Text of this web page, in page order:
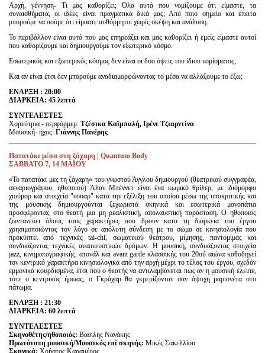
Αρχή, γέννηση- Τι μας καθορίζει; Όλα αυτά που νομίζουμε ότι είμαστε, τα
συναισθήματα, οι ιδέες είναι πραγματικά δικά μας; Από ποιο σημείο και έπειτα
μπορούμε να πούμε ότι είμαστε αυθόρμητοι χωρίς σκέψη και ανάλυση.
Το περιβάλλον είναι αυτό που μας επηρεάζει και μας καθορίζει ή εμείς είμαστε αυτοί
που καθορίζουμε και δημιουργούμε τον εξωτερικό κόσμο.
Εσωτερικός και εξωτερικός κόσμος δεν είναι οι δυο όψεις του ίδιου νομίσματος;
Και αν είναι έτσι δεν μπορούμε αναδιαμορφώνοντας το μέσα να αλλάξουμε το έξω;
ΕΝAΡΞΗ : 20:00
ΔΙΑΡΚΕΙΑ: 45 λεπτά
ΣΥΝΤΕΛΕΣΤΕΣ
Χορεύτρια - περφόρμερ: Τζέσικα Καϊμπαλή, Ιρένε Τζιαρντίνα
Μουσική- ήχος: Γιάννης Πανέρης
Πατατάκι μέσα στη ζάχαρη | Quantum Body
ΣΑΒΒΑΤΟ 7, 14 ΜΑΪΟΥ
«Το πατατάκι μες τη ζάχαρη» του γνωστού Άγγλου δημιουργού (θεατρικού συγγραφέα,
σεναριογράφου, ηθοποιού) Άλαν Μπέννετ είναι ένα κωμικό θρίλερ, με ιδιόμορφο
χιούμορ και στοιχεία "νουαρ" κατά την εξέλιξη του οποίου μέσω της υποκριτικής και
της μουσικής δημιουργούνται ξεχωριστά σκηνικά και εσωτερικά μονοπάτια
προσφέροντας στο θεατή μια μη ρεαλιστική, απολαυστική παράσταση. Ο ηθοποιός
ζωντανεύει όλους τους χαρακτήρες που δρουν κατα τη διάρκεια του έργου
χρησιμοποιώντας τον λόγο σε απόλυτη σύνδεση με το σώμα σε κινησιολογία που
προκύπτει από τεχνικές tai-chi, σωματικού θεάτρου, μίμησης, παντομίμας και
συνδυάζοντας τεχνικές αναπνευστικών δρόμων. Η μουσική, συνδυάζοντας στοιχεία
jazz, κινηματογραφικής, ατονάλ και avant garde κλασσικής του 20ού αιώνα καθοδηγεί
τον κεντρικό χαρακτήρα κινησιολογικά από την αρχή μέχρι το τέλος του έργου, σχεδόν
εμμονικά κουρδισμένα, έτσι που ο θεατής να αντιλαμβάνεται πως αν η μουσική έλειπε,
τότε ο κεντρικός ήρωας, ο Γκράχαμ θα γκρεμίζονταν σαν άψυχη μαριονέτα στο
πάτωμα.
ΕΝAΡΞΗ : 21:30
ΔΙΑΡΚΕΙΑ: 60 λεπτά
ΣΥΝΤΕΛΕΣΤΕΣ
Σκηνοθέτης/ηθοποιός: Βασίλης Νανάκης
Πρωτότυπη μουσική/Μουσικός επί σκηνής: Μικές Σακελλίου
Σκηνικά: Χρήστος Καραμέρος